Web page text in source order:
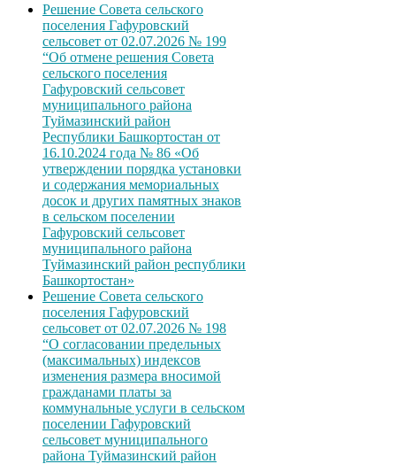
Решение Совета сельского
поселения Гафуровский
сельсовет от 02.07.2026 № 199
“Об отмене решения Совета
сельского поселения
Гафуровский сельсовет
муниципального района
Туймазинский район
Республики Башкортостан от
16.10.2024 года № 86 «Об
утверждении порядка установки
и содержания мемориальных
досок и других памятных знаков
в сельском поселении
Гафуровский сельсовет
муниципального района
Туймазинский район республики
Башкортостан»
Решение Совета сельского
поселения Гафуровский
сельсовет от 02.07.2026 № 198
“О согласовании предельных
(максимальных) индексов
изменения размера вносимой
гражданами платы за
коммунальные услуги в сельском
поселении Гафуровский
сельсовет муниципального
района Туймазинский район